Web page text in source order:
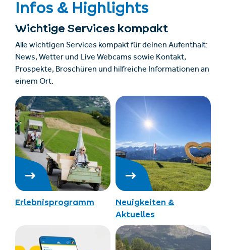
Infos & Highlights
Wichtige Services kompakt
Alle wichtigen Services kompakt für deinen Aufenthalt:
News, Wetter und Live Webcams sowie Kontakt,
Prospekte, Broschüren und hilfreiche Informationen an
einem Ort.
Erlebnisprogramm
Neuigkeiten &
Aktuelles